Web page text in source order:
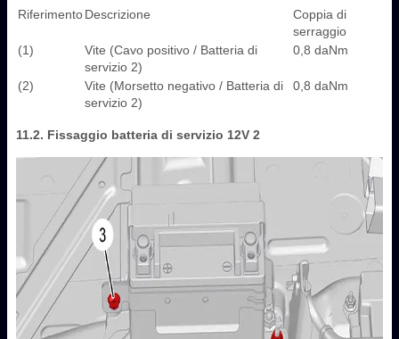
RiferimentoDescrizione
Coppia di
serraggio
(1)
Vite (Cavo positivo / Batteria di
servizio 2)
0,8 daNm
(2)
Vite (Morsetto negativo / Batteria di
servizio 2)
0,8 daNm
11.2. Fissaggio batteria di servizio 12V 2